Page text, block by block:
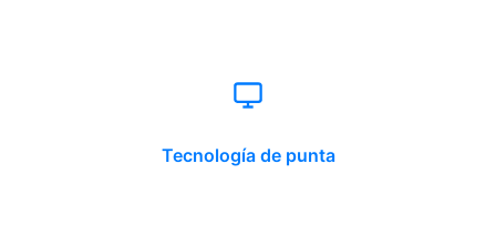
Tecnología de punta